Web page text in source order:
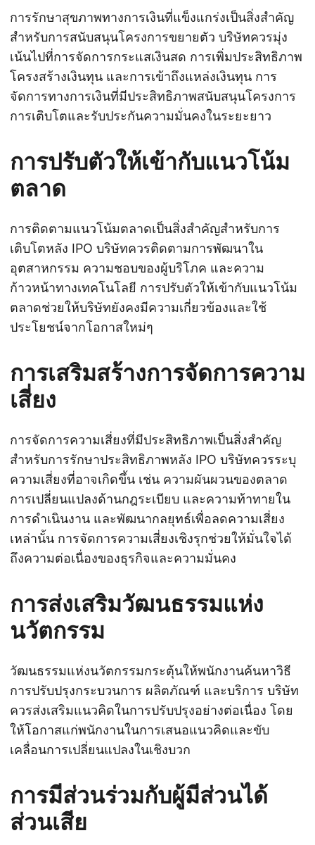
การรักษาสุขภาพทางการเงินที่แข็งแกร่งเป็นสิ่งสำคัญ
สำหรับการสนับสนุนโครงการขยายตัว บริษัทควรมุ่ง
เน้นไปที่การจัดการกระแสเงินสด การเพิ่มประสิทธิภาพ
โครงสร้างเงินทุน และการเข้าถึงแหล่งเงินทุน การ
จัดการทางการเงินที่มีประสิทธิภาพสนับสนุนโครงการ
การเติบโตและรับประกันความมั่นคงในระยะยาว
การปรับตัวให้เข้ากับแนวโน้ม
ตลาด
การติดตามแนวโน้มตลาดเป็นสิ่งสำคัญสำหรับการ
เติบโตหลัง IPO บริษัทควรติดตามการพัฒนาใน
อุตสาหกรรม ความชอบของผู้บริโภค และความ
ก้าวหน้าทางเทคโนโลยี การปรับตัวให้เข้ากับแนวโน้ม
ตลาดช่วยให้บริษัทยังคงมีความเกี่ยวข้องและใช้
ประโยชน์จากโอกาสใหม่ๆ
การเสริมสร้างการจัดการความ
เสี่ยง
การจัดการความเสี่ยงที่มีประสิทธิภาพเป็นสิ่งสำคัญ
สำหรับการรักษาประสิทธิภาพหลัง IPO บริษัทควรระบุ
ความเสี่ยงที่อาจเกิดขึ้น เช่น ความผันผวนของตลาด
การเปลี่ยนแปลงด้านกฎระเบียบ และความท้าทายใน
การดำเนินงาน และพัฒนากลยุทธ์เพื่อลดความเสี่ยง
เหล่านั้น การจัดการความเสี่ยงเชิงรุกช่วยให้มั่นใจได้
ถึงความต่อเนื่องของธุรกิจและความมั่นคง
การส่งเสริมวัฒนธรรมแห่ง
นวัตกรรม
วัฒนธรรมแห่งนวัตกรรมกระตุ้นให้พนักงานค้นหาวิธี
การปรับปรุงกระบวนการ ผลิตภัณฑ์ และบริการ บริษัท
ควรส่งเสริมแนวคิดในการปรับปรุงอย่างต่อเนื่อง โดย
ให้โอกาสแก่พนักงานในการเสนอแนวคิดและขับ
เคลื่อนการเปลี่ยนแปลงในเชิงบวก
การมีส่วนร่วมกับผู้มีส่วนได้
ส่วนเสีย